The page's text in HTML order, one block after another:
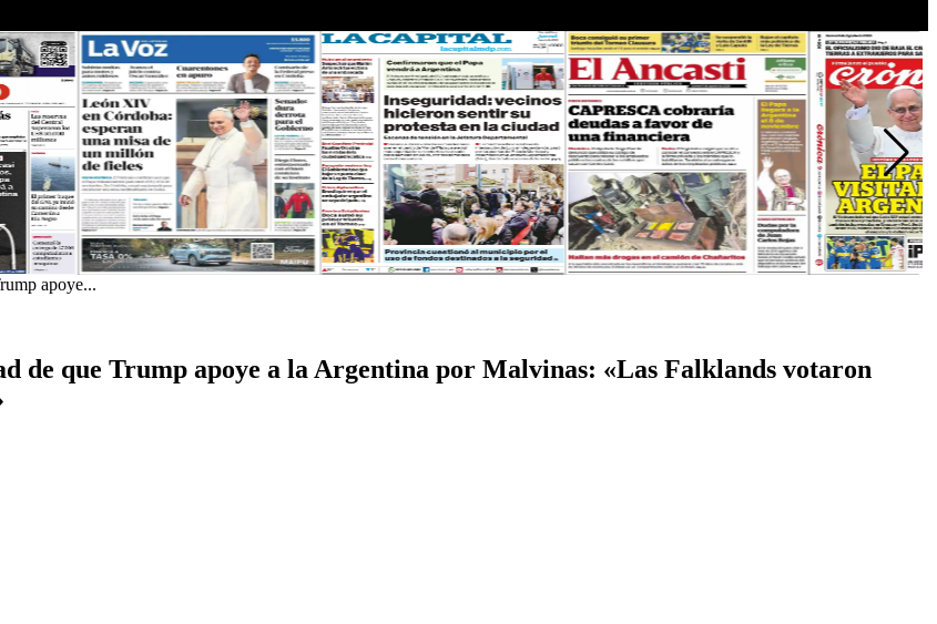
apoye...
de que Trump apoye a la Argentina por Malvinas: «Las Falklands votaron